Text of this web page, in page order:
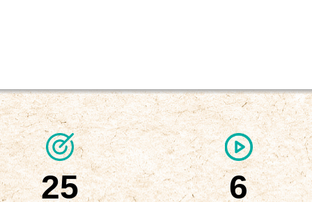
民
謎
遊
戲
臺
史
博
常
教
師
資
源,
學
2025-
10-
載
資
源
包
25 6